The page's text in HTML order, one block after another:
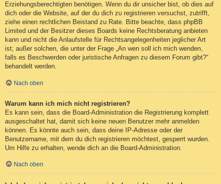
Erziehungsberechtigten benötigen. Wenn du dir unsicher bist, ob dies auf
dich oder die Website, auf der du dich zu registrieren versuchst, zutrifft,
ziehe einen rechtlichen Beistand zu Rate. Bitte beachte, dass phpBB
Limited und der Besitzer dieses Boards keine Rechtsberatung anbieten
kann und nicht die Anlaufstelle für Rechtsangelegenheiten jeglicher Art
ist; außer solchen, die unter der Frage „An wen soll ich mich wenden,
falls es Beschwerden oder juristische Anfragen zu diesem Forum gibt?“
behandelt werden.
Nach oben
Warum kann ich mich nicht registrieren?
Es kann sein, dass die Board-Administration die Registrierung komplett
ausgeschaltet hat, damit sich keine neuen Benutzer mehr anmelden
können. Es könnte auch sein, dass deine IP-Adresse oder der
Benutzername, mit dem du dich registrieren möchtest, gesperrt wurden.
Um Hilfe zu erhalten, wende dich an die Board-Administration.
Nach oben